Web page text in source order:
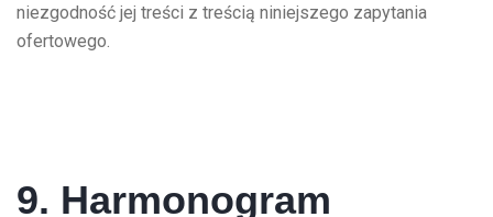
niezgodność jej treści z treścią niniejszego zapytania
ofertowego.
9. Harmonogram